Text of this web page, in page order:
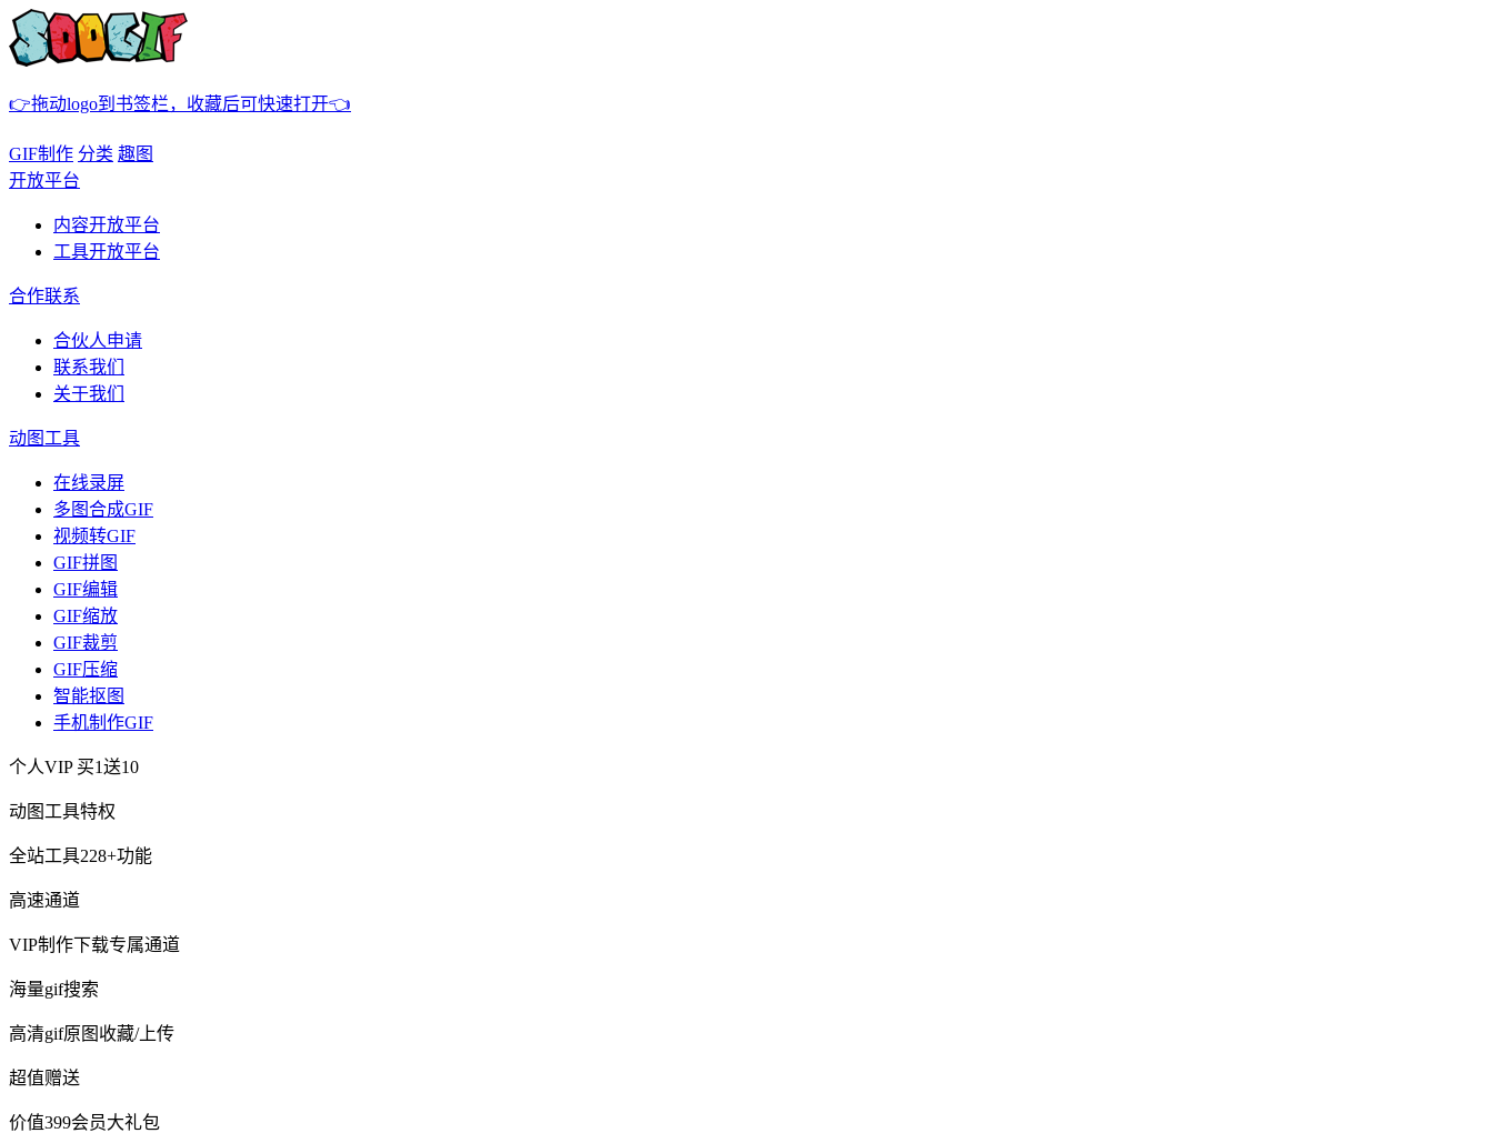
👉拖动logo到书签栏，收藏后可快速打开👈
GIF制作 分类 趣图
开放平台
内容开放平台
工具开放平台
合作联系
合伙人申请
联系我们
关于我们
动图工具
在线录屏
多图合成GIF
视频转GIF
GIF拼图
GIF编辑
GIF缩放
GIF裁剪
GIF压缩
智能抠图
手机制作GIF
个人VIP 买1送10
动图工具特权
全站工具228+功能
高速通道
VIP制作下载专属通道
海量gif搜索
高清gif原图收藏/上传
超值赠送
价值399会员大礼包